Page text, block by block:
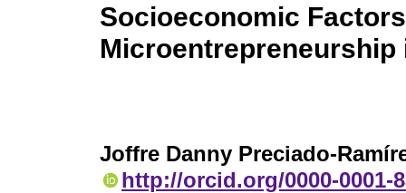
Socioeconomic
Microentrepreneurship
Joffre Danny Preciado-
http://orcid.org/0000-0001-